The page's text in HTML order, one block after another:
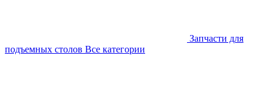
Запчасти для
подъемных столов Все категории